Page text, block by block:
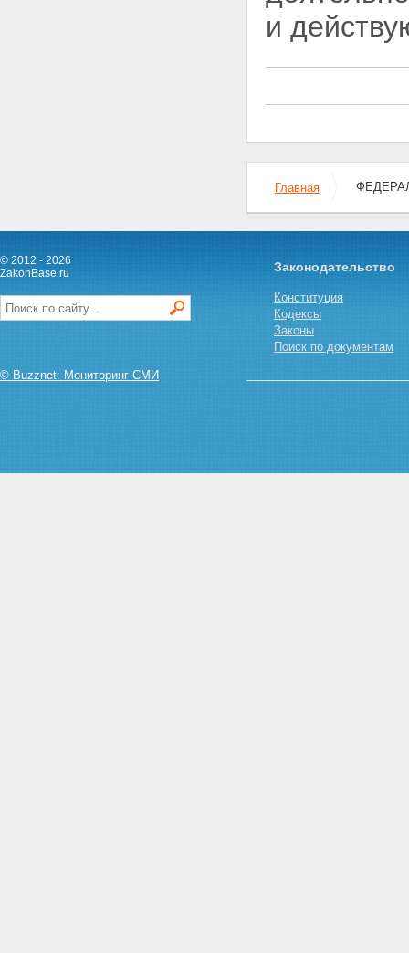
и
Главная
© 2012 - 2026
ZakonBase.ru
© Buzznet: Мониторинг СМИ
Законодательство
Конституция
Кодексы
Законы
Поиск по документам